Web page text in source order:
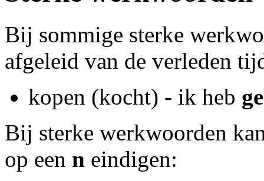
Bij sommige sterke
afgeleid van de verleden
kopen (kocht) - ik heb ge
Bij sterke werkwoorden
op een n eindigen: